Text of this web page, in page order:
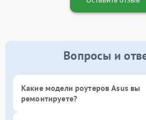
Вопросы и
Какие модели роутеров Asus вы
ремонтируете?